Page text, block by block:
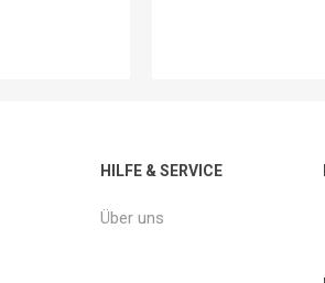
HILFE & SERVICE
Über uns